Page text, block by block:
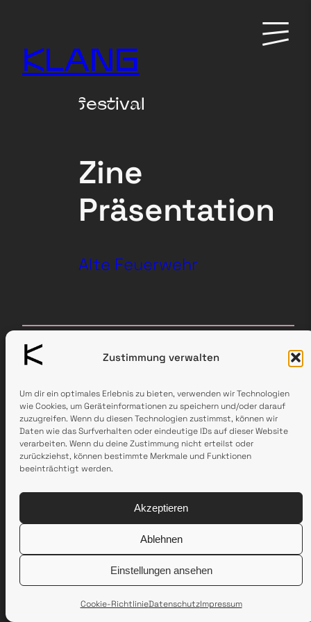
Zustimmung verwalten
Um dir ein optimales Erlebnis zu bieten, verwenden wir Technologien
wie Cookies, um Geräteinformationen zu speichern und/oder darauf
zuzugreifen. Wenn du diesen Technologien zustimmst, können wir
Daten wie das Surfverhalten oder eindeutige IDs auf dieser Website
verarbeiten. Wenn du deine Zustimmung nicht erteilst oder
zurückziehst, können bestimmte Merkmale und Funktionen
beeinträchtigt werden.
Akzeptieren
Ablehnen
Einstellungen ansehen
Cookie-RichtlinieDatenschutzImpressum
springen
KLANG
festival
Primary
Menu
Zine
Präsentation
Alte Feuerwehr
Klangfestival
Impressum
Datenschutzerklärung
Newsletter
Facebook
Instagram
YouTube
E-Mail